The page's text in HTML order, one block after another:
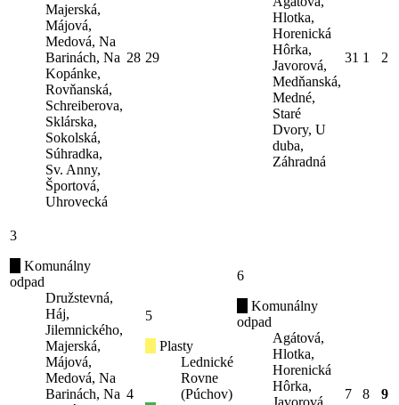
Majerská,
Májová,
Medová, Na
Barinách, Na
Kopánke,
Rovňanská,
Schreiberova,
Sklárska,
Sokolská,
Súhradka,
Sv. Anny,
Športová,
Uhrovecká
28 29
Hlotka,
Horenická
Hôrka,
Javorová,
Medňanská,
Medné,
Staré
Dvory, U
duba,
Záhradná
31 1 2
3
Komunálny
odpad
Družstevná,
Háj,
Jilemnického,
Majerská,
Májová,
Medová, Na
Barinách, Na 4
5
Plasty
Lednické
Rovne
(Púchov)
6
Komunálny
odpad
Agátová,
Hlotka,
Horenická
Hôrka,
7 8 9